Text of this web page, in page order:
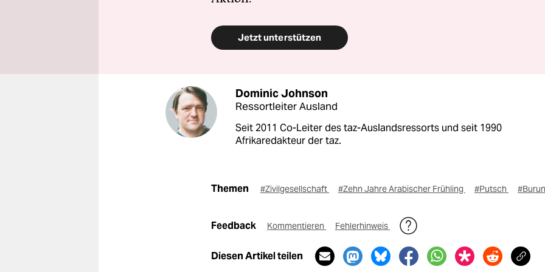
Jetzt unterstützen
Dominic Johnson
Ressortleiter Ausland
Seit 2011 Co-Leiter des taz-Auslandsressorts und seit 1990
Afrikaredakteur der taz.
Themen #Zivilgesellschaft #Zehn Jahre Arabischer Frühling #Putsch
Feedback Kommentieren Fehlerhinweis
Diesen Artikel teilen